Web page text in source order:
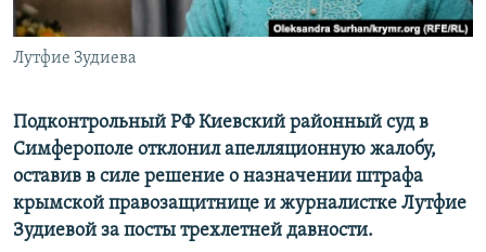
УКРАИНСКАЯ ПРОБЛЕМА КРЫМА
Все сайты RFE/RL
Лутфие Зудиева
Подконтрольный РФ Киевский районный суд в
Симферополе отклонил апелляционную жалобу,
оставив в силе решение о назначении штрафа
крымской правозащитнице и журналистке Лутфие
Зудиевой за посты трехлетней давности.